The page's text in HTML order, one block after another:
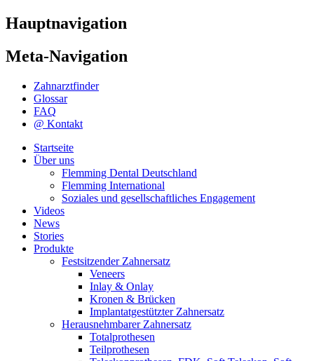
Hauptnavigation
Meta-Navigation
Zahnarztfinder
Glossar
FAQ
@ Kontakt
Startseite
Über uns
Flemming Dental Deutschland
Flemming International
Soziales und gesellschaftliches Engagement
Videos
News
Stories
Produkte
Festsitzender Zahnersatz
Veneers
Inlay & Onlay
Kronen & Brücken
Implantatgestützter Zahnersatz
Herausnehmbarer Zahnersatz
Totalprothesen
Teilprothesen